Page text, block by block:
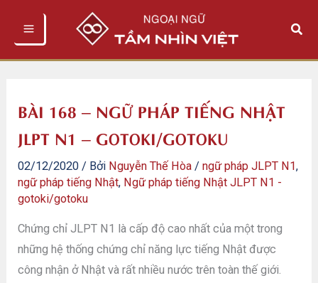
Tìm
BÀI 168 – NGỮ PHÁP TIẾNG NHẬT
JLPT N1 – GOTOKI/GOTOKU
02/12/2020 / Bởi Nguyễn Thế Hòa /ngữ pháp JLPT N1,
ngữ pháp tiếng Nhật, Ngữ pháp tiếng Nhật JLPT N1 -
gotoki/gotoku
Chứng chỉ JLPT N1 là cấp độ cao nhất của một trong
những hệ thống chứng chỉ năng lực tiếng Nhật được
công nhận ở Nhật và rất nhiều nước trên toàn thế giới.